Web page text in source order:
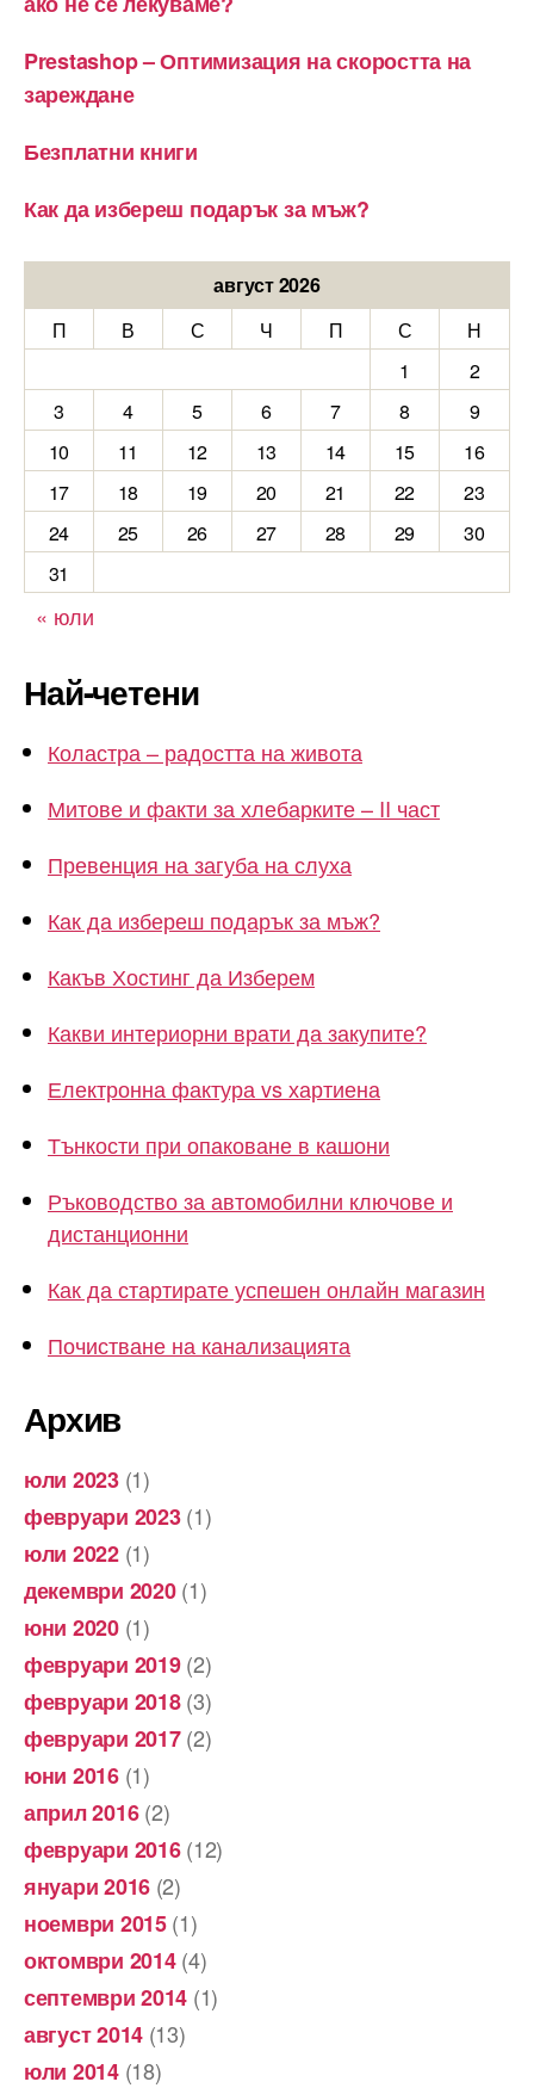
Prestashop – Оптимизация на скоростта на
зареждане
Безплатни книги
Как да избереш подарък за мъж?
август 2026
П
В С Ч П С
Н
1
2
3
4 5 6 7 8
9
10
11 12 13 14 15
16
17
18 19 20 21 22
23
24
25 26 27 28 29
30
31
« юли
Най-четени
Коластра – радостта на живота
Митове и факти за хлебарките – II част
Превенция на загуба на слуха
Как да избереш подарък за мъж?
Какъв Хостинг да Изберем
Какви интериорни врати да закупите?
Електронна фактура vs хартиена
Тънкости при опаковане в кашони
Ръководство за автомобилни ключове и
дистанционни
Как да стартирате успешен онлайн магазин
Почистване на канализацията
Архив
юли 2023(1)
февруари 2023(1)
юли 2022(1)
декември 2020(1)
юни 2020(1)
февруари 2019(2)
февруари 2018(3)
февруари 2017(2)
юни 2016(1)
април 2016(2)
февруари 2016(12)
януари 2016 (2)
ноември 2015(1)
октомври 2014(4)
септември 2014 (1)
август 2014 (13)
юли 2014(18)